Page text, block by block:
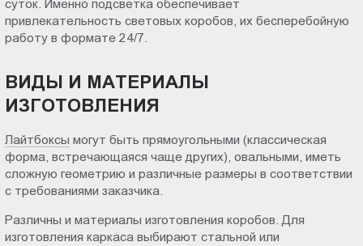
суток. Именно подсветка обеспечивает
привлекательность световых коробов, их бесперебойную
работу в формате 24/7.
ВИДЫ И МАТЕРИАЛЫ
ИЗГОТОВЛЕНИЯ
Лайтбоксы могут быть прямоугольными (классическая
форма, встречающаяся чаще других), овальными, иметь
сложную геометрию и различные размеры в соответствии
с требованиями заказчика.
Различны и материалы изготовления коробов. Для
изготовления каркаса выбирают стальной или
Пт.:
9.00-
Сб.,
Вс.:
выходной